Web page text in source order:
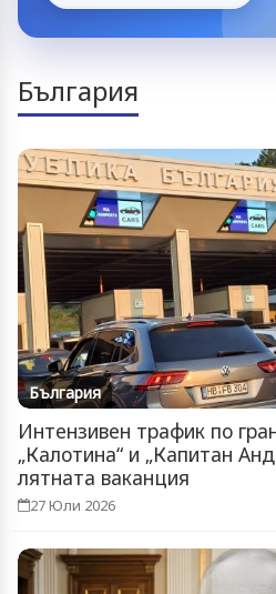
България
България
Интензивен трафик по
„Калотина“ и „Капитан
лятната ваканция
27 Юли 2026